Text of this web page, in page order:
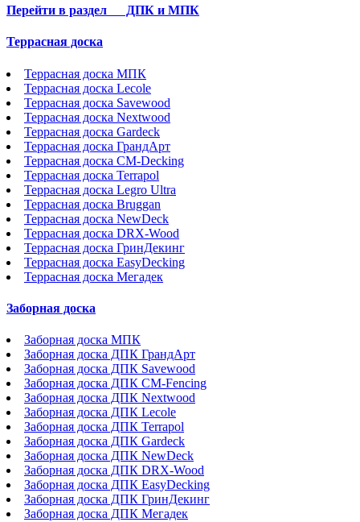
Перейти в раздел ДПК и МПК
Террасная доска
Террасная доска МПК
Террасная доска Lecole
Террасная доска Savewood
Террасная доска Nextwood
Террасная доска Gardeck
Террасная доска ГрандАрт
Террасная доска CM-Decking
Террасная доска Terrapol
Террасная доска Legro Ultra
Террасная доска Bruggan
Террасная доска NewDeck
Террасная доска DRX-Wood
Террасная доска ГринДекинг
Террасная доска EasyDecking
Террасная доска Мегадек
Заборная доска
Заборная доска МПК
Заборная доска ДПК ГрандАрт
Заборная доска ДПК Savewood
Заборная доска ДПК CM-Fencing
Заборная доска ДПК Nextwood
Заборная доска ДПК Lecole
Заборная доска ДПК Terrapol
Заборная доска ДПК Gardeck
Заборная доска ДПК NewDeck
Заборная доска ДПК DRX-Wood
Заборная доска ДПК EasyDecking
Заборная доска ДПК ГринДекинг
Заборная доска ДПК Мегадек